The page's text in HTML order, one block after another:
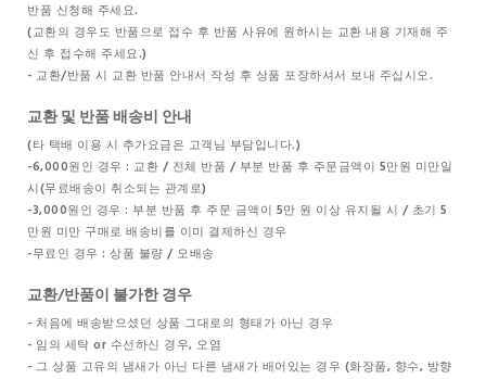
반품 신청해 주세요.
(교환의 경우도 반품으로 접수 후 반품 사유에 원하시는 교환 내용 기재해 주
신 후 접수해 주세요.)
- 교환/반품 시 교환 반품 안내서 작성 후 상품 포장하셔서 보내 주십시오.
교환 및 반품 배송비 안내
(타 택배 이용 시 추가요금은 고객님 부담입니다.)
-6,000원인 경우 : 교환 / 전체 반품 / 부분 반품 후 주문금액이 5만원 미만일
시(무료배송이 취소되는 관계로)
-3,000원인 경우 : 부분 반품 후 주문 금액이 5만 원 이상 유지될 시 / 초기 5
만원 미만 구매로 배송비를 이미 결제하신 경우
-무료인 경우 : 상품 불량 / 오배송
교환/반품이 불가한 경우
- 처음에 배송받으셨던 상품 그대로의 형태가 아닌 경우
- 임의 세탁 or 수선하신 경우, 오염
- 그 상품 고유의 냄새가 아닌 다른 냄새가 배어있는 경우 (화장품, 향수, 방향